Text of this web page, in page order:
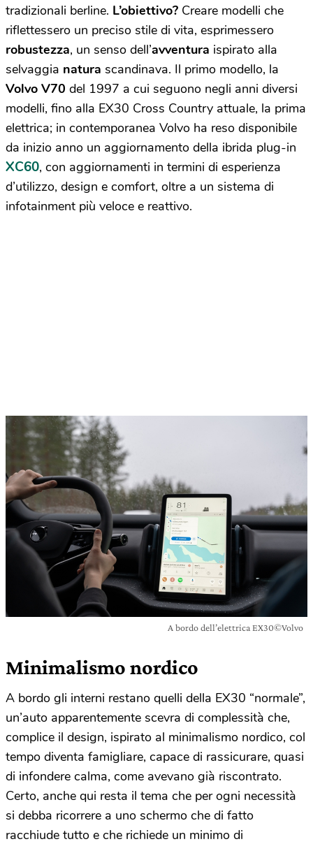
tradizionali berline. L’obiettivo? Creare modelli che
riflettessero un preciso stile di vita, esprimessero
robustezza, un senso dell’avventura ispirato alla
selvaggia natura scandinava. Il primo modello, la
Volvo V70 del 1997 a cui seguono negli anni diversi
modelli, fino alla EX30 Cross Country attuale, la prima
elettrica; in contemporanea Volvo ha reso disponibile
da inizio anno un aggiornamento della ibrida plug-in
XC60, con aggiornamenti in termini di esperienza
d’utilizzo, design e comfort, oltre a un sistema di
infotainment più veloce e reattivo.
A bordo dell’elettrica EX30©Volvo
Minimalismo nordico
A bordo gli interni restano quelli della EX30 “normale”,
un’auto apparentemente scevra di complessità che,
complice il design, ispirato al minimalismo nordico, col
tempo diventa famigliare, capace di rassicurare, quasi
di infondere calma, come avevano già riscontrato.
Certo, anche qui resta il tema che per ogni necessità
si debba ricorrere a uno schermo che di fatto
racchiude tutto e che richiede un minimo di